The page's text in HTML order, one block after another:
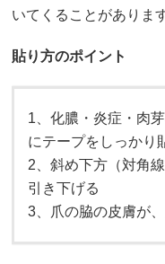
いてくることがありま
貼り方のポイント
1、化膿・炎症・肉
にテープをしっかり
2、斜め下方（対角
引き下げる
3、爪の脇の皮膚が